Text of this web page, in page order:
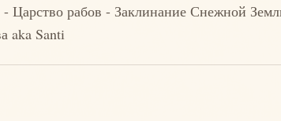
- Царство рабов - Заклинание Снежной
aka Santi